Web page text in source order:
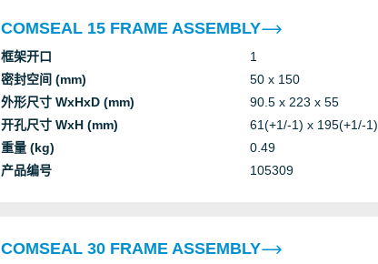
COMSEAL 15 FRAME ASSEMBLY
框架开口
1
密封空间 (mm)
50 x 150
外形尺寸 WxHxD (mm)
90.5 x 223 x 55
开孔尺寸 WxH (mm)
61(+1/-1) x 195(+1/-1)
重量 (kg)
0.49
产品编号
105309
COMSEAL 30 FRAME ASSEMBLY